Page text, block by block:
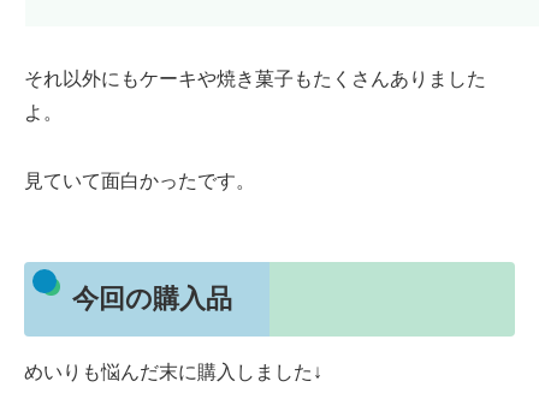
それ以外にもケーキや焼き菓子もたくさんありました
よ。
見ていて面白かったです。
今回の購入品
めいりも悩んだ末に購入しました↓